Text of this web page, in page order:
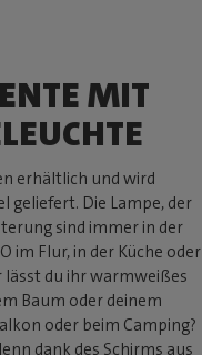
MIT
erhältlich und wird
geliefert. Die Lampe, der
sind immer in der
im Flur, in der Küche oder
lässt du ihr warmweißes
Baum oder deinem
oder beim Camping?
dank des Schirms aus